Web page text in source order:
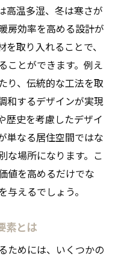
べき最新の設備
間取り
快適空間の作り方
城市のリフォーム
イン事例
ォームの魅力
のメリット
の活用法
フォーム事例
計リフォームの魅
高温多湿、冬は寒さが
房効率を高める設計が
取り入れることで、
ことができます。例え
り、伝統的な工法を取
和するデザインが実現
歴史を考慮したデザイ
単なる居住空間ではな
な場所になります。こ
値を高めるだけでな
えるでしょう。
素とは
ためには、いくつかの